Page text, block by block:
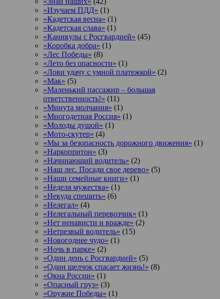
«Изучаем ПДД» (1)
«Кадетская весна» (1)
«Кадетская слава» (1)
«Каникулы с Росгвардией» (45)
«Коробка добра» (1)
«Лес Победы» (8)
«Лето без опасности» (1)
«Лови удачу с умной платежкой» (2)
«Мак» (5)
«Маленький пассажир – большая
ответственность!» (11)
«Минута молчания» (1)
«Многодетная Россия» (1)
«Молоды душой» (1)
«Мото-скутер» (4)
«Мы за безопасность дорожного движения» (1)
«Наркопритон» (3)
«Начинающий водитель» (2)
«Наш лес. Посади свое дерево» (5)
«Наши семейные книги» (1)
«Неделя мужества» (1)
«Некуда спешить» (6)
«Нелегал» (4)
«Нелегальный перевозчик» (1)
«Нет ненависти и вражде» (2)
«Нетрезвый водитель» (15)
«Новогоднее чудо» (1)
«Ночь в парке» (2)
«Один день с Росгвардией» (5)
«Один щелчок спасает жизнь!» (8)
«Окна России» (1)
«Опасный груз» (3)
«Оружие Победы» (1)